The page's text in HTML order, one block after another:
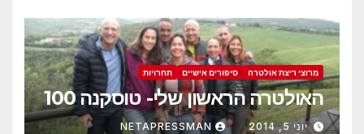
מרוצי ריצת אולטרה סיפורים אישיים תחרויות
האולטרה הראשון שלי- טוסקנה 100
יוני 5, 2014 NETAPRESSMAN